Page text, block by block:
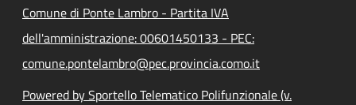
Comune di Ponte Lambro - Partita IVA
dell'amministrazione: 00601450133 - PEC:
comune.pontelambro@pec.provincia.como.it
Powered by Sportello Telematico Polifunzionale (v.